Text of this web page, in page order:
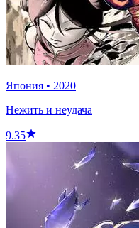
Япония • 2020
Нежить и неудача
9.35